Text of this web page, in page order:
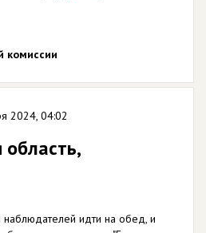
комиссии
2024, 04:02
область,
идти на обед, и